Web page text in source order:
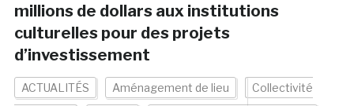
millions de dollars aux institutions
culturelles pour des projets
d’investissement
ACTUALITÉS Aménagement de lieu Collectivité